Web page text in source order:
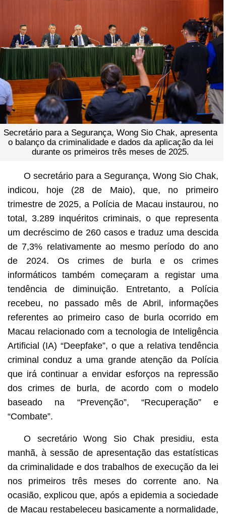
Secretário para a Segurança, Wong Sio Chak, apresenta
o balanço da criminalidade e dados da aplicação da lei
durante os primeiros três meses de 2025.
O secretário para a Segurança, Wong Sio Chak,
indicou, hoje (28 de Maio), que, no primeiro
trimestre de 2025, a Polícia de Macau instaurou, no
total, 3.289 inquéritos criminais, o que representa
um decréscimo de 260 casos e traduz uma descida
de 7,3% relativamente ao mesmo período do ano
de 2024. Os crimes de burla e os crimes
informáticos também começaram a registar uma
tendência de diminuição. Entretanto, a Polícia
recebeu, no passado mês de Abril, informações
referentes ao primeiro caso de burla ocorrido em
Macau relacionado com a tecnologia de Inteligência
Artificial (IA) “Deepfake”, o que a relativa tendência
criminal conduz a uma grande atenção da Polícia
que irá continuar a envidar esforços na repressão
dos crimes de burla, de acordo com o modelo
baseado na “Prevenção”, “Recuperação” e
“Combate”.
O secretário Wong Sio Chak presidiu, esta
manhã, à sessão de apresentação das estatísticas
da criminalidade e dos trabalhos de execução da lei
nos primeiros três meses do corrente ano. Na
ocasião, explicou que, após a epidemia a sociedade
de Macau restabeleceu basicamente a normalidade,